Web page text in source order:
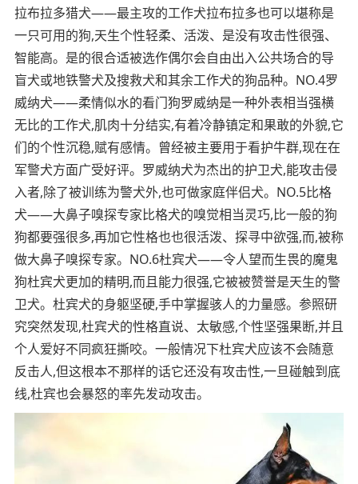
拉布拉多猎犬——最主攻的工作犬拉布拉多也可以堪称是
一只可用的狗,天生个性轻柔、活泼、是没有攻击性很强、
智能高。是的很合适被选作偶尔会自由出入公共场合的导
盲犬或地铁警犬及搜救犬和其余工作犬的狗品种。NO.4罗
威纳犬——柔情似水的看门狗罗威纳是一种外表相当强横
无比的工作犬,肌肉十分结实,有着冷静镇定和果敢的外貌,它
们的个性沉稳,赋有感情。曾经被主要用于看护牛群,现在在
军警犬方面广受好评。罗威纳犬为杰出的护卫犬,能攻击侵
入者,除了被训练为警犬外,也可做家庭伴侣犬。NO.5比格
犬——大鼻子嗅探专家比格犬的嗅觉相当灵巧,比一般的狗
狗都要强很多,再加它性格也也很活泼、探寻中欲强,而,被称
做大鼻子嗅探专家。NO.6杜宾犬——令人望而生畏的魔鬼
狗杜宾犬更加的精明,而且能力很强,它被被赞誉是天生的警
卫犬。杜宾犬的身躯坚硬,手中掌握骇人的力量感。参照研
究突然发现,杜宾犬的性格直说、太敏感,个性坚强果断,并且
个人爱好不同疯狂撕咬。一般情况下杜宾犬应该不会随意
反击人,但这根本不那样的话它还没有攻击性,一旦碰触到底
线,杜宾也会暴怒的率先发动攻击。